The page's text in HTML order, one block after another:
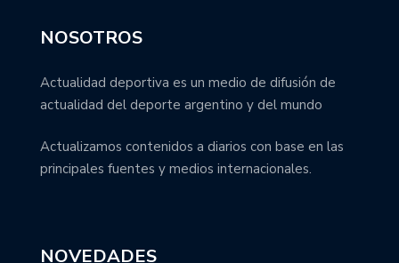
NOSOTROS
Actualidad deportiva es un medio de difusión de
actualidad del deporte argentino y del mundo
Actualizamos contenidos a diarios con base en las
principales fuentes y medios internacionales.
NOVEDADES